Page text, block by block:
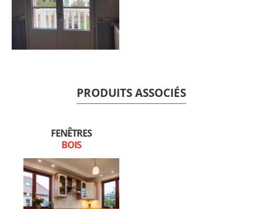
PRODUITS ASSOCIÉS
FENÊTRES
BOIS